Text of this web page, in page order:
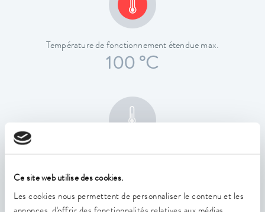
Ce site web utilise des cookies.
Les cookies nous permettent de personnaliser le contenu et les
Température de fonctionnement étendue max.
100 °C
0.01 ± K